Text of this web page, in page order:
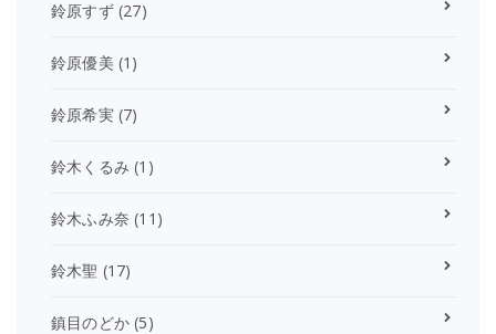
鈴原すず(27)
鈴原優美 (1)
鈴原希実(7)
鈴木くるみ (1)
鈴木ふみ奈 (11)
鈴木聖 (17)
鎮目のどか (5)